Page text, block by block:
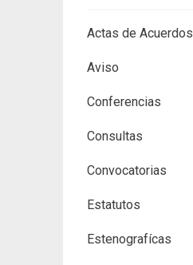
Actas de Acuerdos
Aviso
Conferencias
Consultas
Convocatorias
Estatutos
Estenografícas